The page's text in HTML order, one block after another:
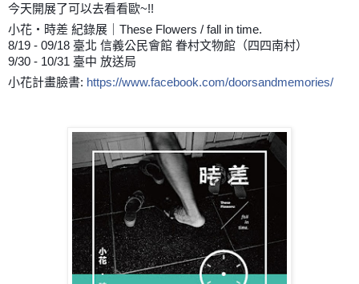
今天開展了可以去看看歐~!!
小花‧時差 紀錄展｜These Flowers / fall in time.
8/19 - 09/18 臺北 信義公民會館 眷村文物館（四四南村）
9/30 - 10/31 臺中 放送局
小花計畫臉書: https://www.facebook.com/doorsandmemories/